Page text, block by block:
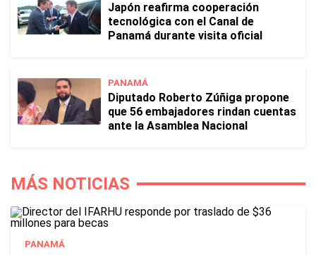
Japón reafirma cooperación
tecnológica con el Canal de
Panamá durante visita oficial
PANAMÁ
Diputado Roberto Zúñiga propone
que 56 embajadores rindan cuentas
ante la Asamblea Nacional
MÁS NOTICIAS
PANAMÁ